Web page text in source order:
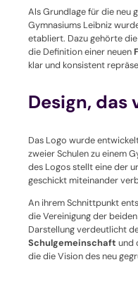
Als Grundlage für die neu
Gymnasiums Leibniz
etabliert. Dazu gehörte die
die Definition einer neuen
klar und konsistent
Design, das
Das Logo wurde
zweier Schulen zu einem
des Logos stellt eine der
geschickt miteinander
An ihrem Schnittpunkt
die Vereinigung der
Darstellung verdeutlicht
Schulgemeinschaft und
die die Vision des neu